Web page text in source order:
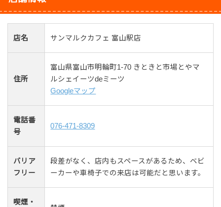
店名 サンマルクカフェ 富山駅店
住所
富山県富山市明輪町1-70 きときと市場とやマ
ルシェイーツdeミーツ
Googleマップ
電話番
号
076-471-8309
バリア
フリー
段差がなく、店内もスペースがあるため、ベビ
ーカーや車椅子での来店は可能だと思います。
喫煙・